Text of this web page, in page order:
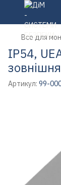
Все для
IP54,
Артикул: 99-